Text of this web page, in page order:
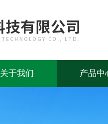
关于我们 产品中